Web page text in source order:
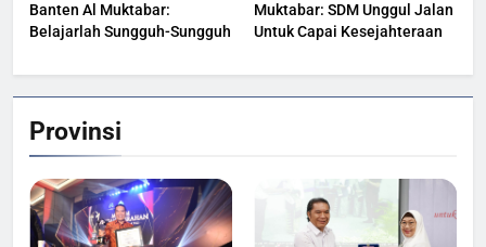
Banten Al Muktabar:
Belajarlah Sungguh-Sungguh
Muktabar: SDM Unggul Jalan
Untuk Capai Kesejahteraan
Provinsi